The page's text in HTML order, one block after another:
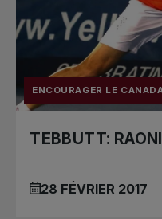
ENCOURAGER LE
TEBBUTT:
28 FÉVRIER 2017